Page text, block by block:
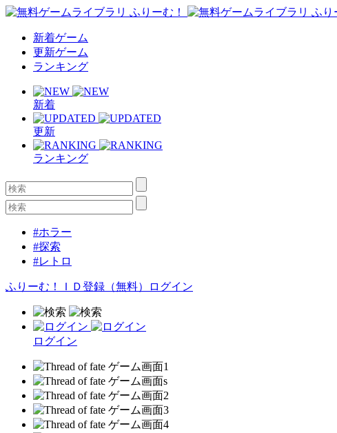
新着ゲーム
更新ゲーム
ランキング
新着
更新
ランキング
#ホラー
#探索
#レトロ
ふりーむ！ＩＤ登録（無料） ログイン
ログイン